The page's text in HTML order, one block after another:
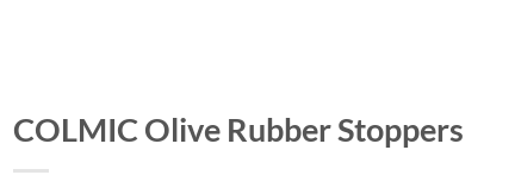
COLMIC Olive Rubber Stoppers